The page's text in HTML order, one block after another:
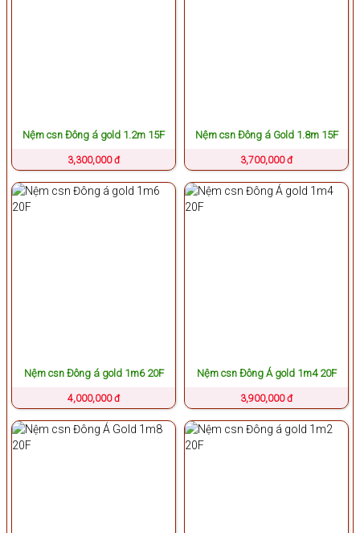
Nệm csn Đông á gold 1.2m 15F
3,300,000 đ
Nệm csn Đông á Gold 1.8m 15F
3,700,000 đ
Nệm csn Đông á gold 1m6 20F
4,000,000 đ
Nệm csn Đông Á gold 1m4 20F
3,900,000 đ